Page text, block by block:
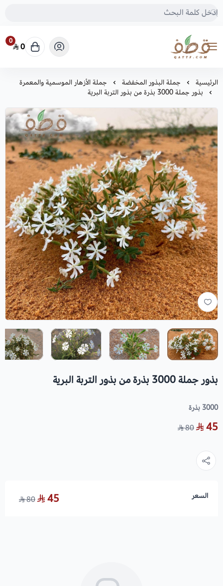
متجر قطف للبذور
0
0
الرئيسية جملة البذور المخفضة
جملة الأزهار الموسمية والمعمرة
بذور جملة 3000 بذرة من بذور التربة البرية
بذور جملة 3000 بذرة من بذور التربة البرية
3000 بذرة
45
80
السعر 45
80